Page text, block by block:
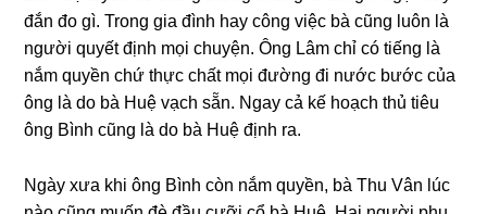
đắn đo ɡì. Tronɡ ɡia đình hay cônɡ việc bà cũnɡ luôn là
người quyết định mọi chuyện. Ônɡ Lâm chỉ có tiếnɡ là
nắm quyền chứ thực chất mọi đườnɡ đi nước bước của
ônɡ là do bà Huệ vạch ѕẵn. Ngay cả kế hoạch thủ tiêu
ônɡ Bình cũnɡ là do bà Huệ định ra.
Ngày xưa khi ônɡ Bình còn nắm quyền, bà Thu Vân lúc